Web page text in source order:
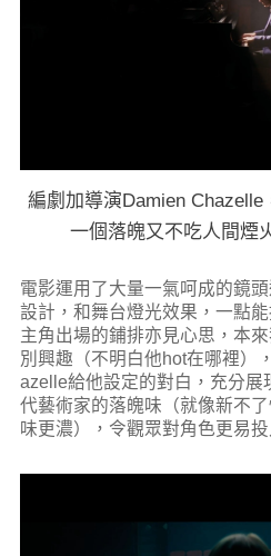
編劇加導演Damien
一個落魄又不吃人間煙
電影運用了大量一氣呵成的鏡
設計，和舞台燈光效果，一點
主角出場的鋪排亦見心思，本
別興趣（不明白他hot在哪裡）
azelle給他設定的對白，充分展
代藝術家的落魄味（就像新不
味更濃），令觀眾對角色更易投